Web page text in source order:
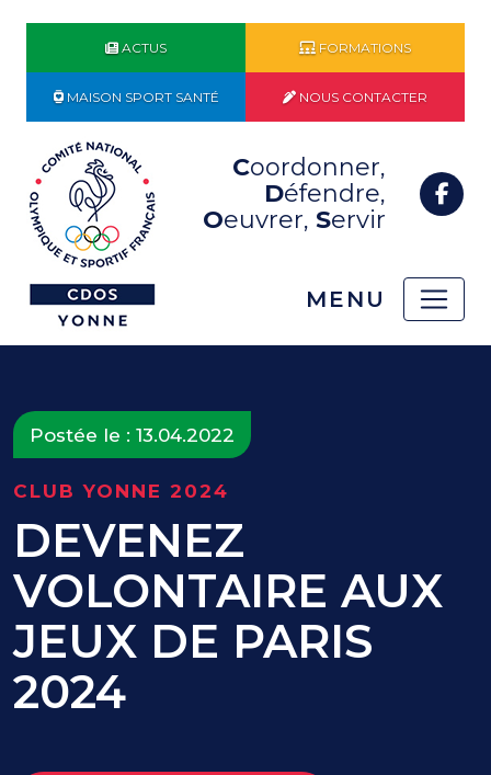
ACTUS FORMATIONS
MAISON SPORT SANTÉ NOUS CONTACTER
Coordonner,
Défendre,
Oeuvrer, Servir
MENU
Postée le : 13.04.2022
CLUB YONNE 2024
DEVENEZ
VOLONTAIRE AUX
JEUX DE PARIS
2024